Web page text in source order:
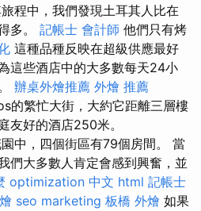
程中，我們發現土耳其人比在
多。 記帳士 會計師 他們只有烤
這種品種反映在超級供應最好
這些酒店中的大多數每天24小
辦桌外燴推薦 外燴 推薦
的繁忙大街，大約它距離三層樓
友好的酒店250米。
中，四個街區有79個房間。 當
們大多數人肯定會感到興奮，並
optimization 中文 html 記帳士
seo marketing 板橋 外燴 如果